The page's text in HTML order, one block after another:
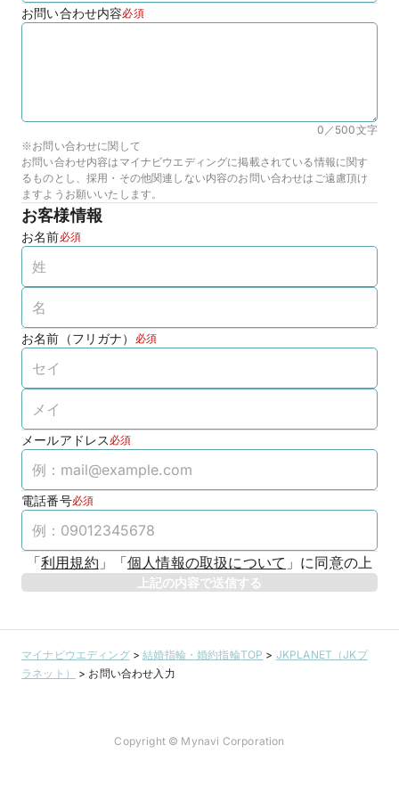
お問い合わせ内容必須
0／500文字
※お問い合わせに関して
お問い合わせ内容はマイナビウエディングに掲載されている情報に関す
るものとし、採用・その他関連しない内容のお問い合わせはご遠慮頂け
ますようお願いいたします。
お客様情報
お名前必須
お名前（フリガナ） 必須
メールアドレス 必須
電話番号必須
「利用規約 」 「個人情報の取扱について 」 に同意の上
上記の内容で送信する
マイナビウエディング>結婚指輪・婚約指輪TOP > JKPLANET（JKプ
ラネット）
> お問い合わせ入力
Copyright © Mynavi Corporation